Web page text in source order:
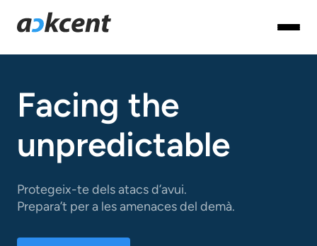
Facing the
unpredictable
Protegeix-te dels atacs d’avui.
Prepara’t per a les amenaces del demà.